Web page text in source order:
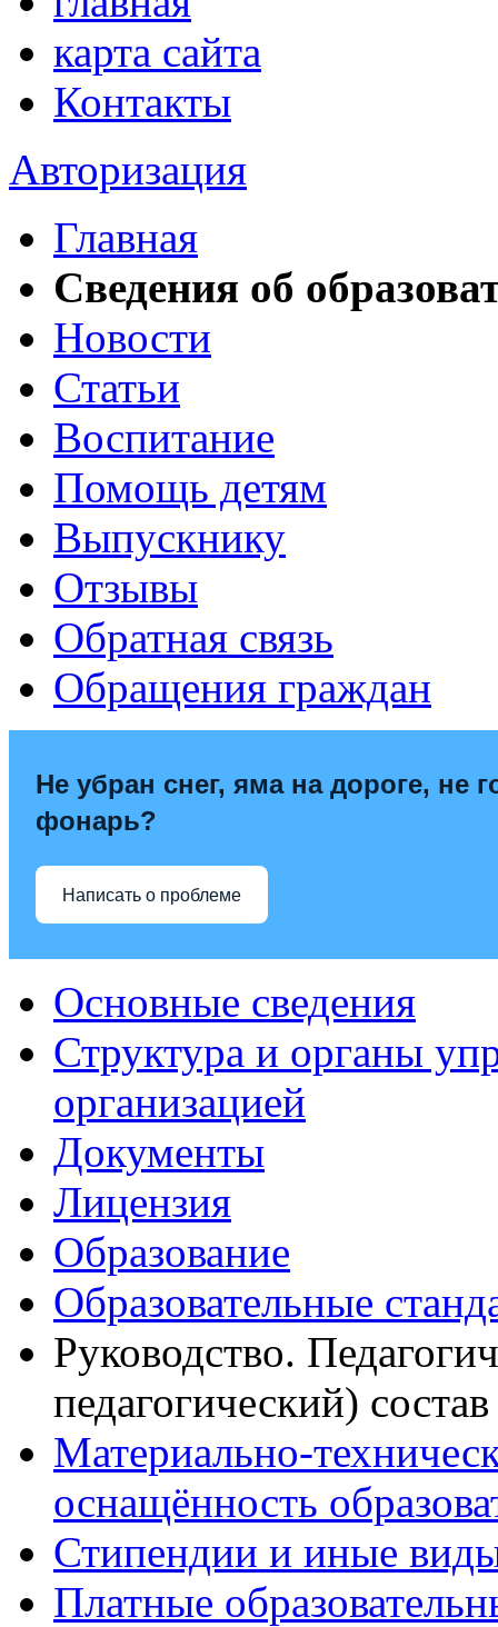
карта сайта
Контакты
Авторизация
Главная
Сведения об
Новости
Статьи
Воспитание
Помощь детям
Выпускнику
Отзывы
Обратная связь
Обращения граждан
Не убран снег, яма на дороге, не
фонарь?
Написать о проблеме
Основные сведения
Структура и органы
организацией
Документы
Лицензия
Образование
Образовательные
Руководство.
педагогический) состав
Материально-
оснащённость
Стипендии и иные
Платные